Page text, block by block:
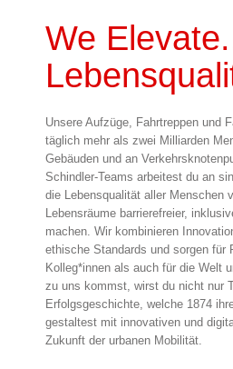
We
Unsere Aufzüge, Fahrtreppen und
täglich mehr als zwei Milliarden
Gebäuden und an
Schindler-Teams arbeitest du an
die Lebensqualität aller Menschen
Lebensräume barrierefreier,
machen. Wir kombinieren
ethische Standards und sorgen für
Kolleg*innen als auch für die Welt
zu uns kommst, wirst du nicht nur
Erfolgsgeschichte, welche 1874
gestaltest mit innovativen und
Zukunft der urbanen Mobilität.